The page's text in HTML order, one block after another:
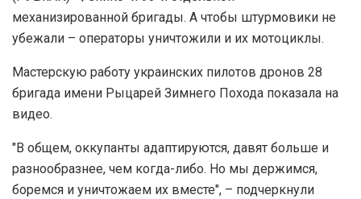
механизированной бригады. А чтобы штурмовики не
убежали – операторы уничтожили и их мотоциклы.
Мастерскую работу украинских пилотов дронов 28
бригада имени Рыцарей Зимнего Похода показала на
видео.
"В общем, оккупанты адаптируются, давят больше и
разнообразнее, чем когда-либо. Но мы держимся,
боремся и уничтожаем их вместе", – подчеркнули